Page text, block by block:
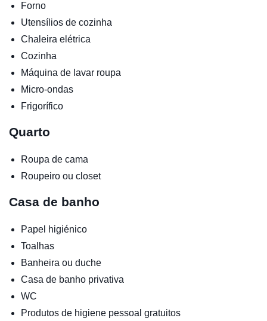
Forno
Utensílios de cozinha
Chaleira elétrica
Cozinha
Máquina de lavar roupa
Micro-ondas
Frigorífico
Quarto
Roupa de cama
Roupeiro ou closet
Casa de banho
Papel higiénico
Toalhas
Banheira ou duche
Casa de banho privativa
WC
Produtos de higiene pessoal gratuitos